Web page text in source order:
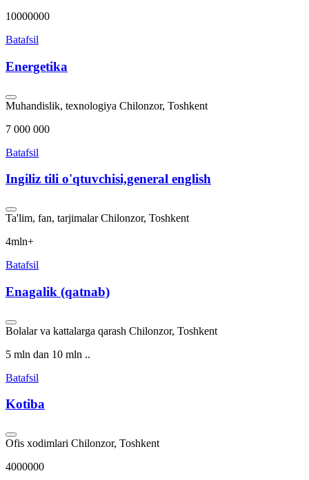
10000000
Batafsil
Energetika
Muhandislik, texnologiya Chilonzor, Toshkent
7 000 000
Batafsil
Ingiliz tili o'qtuvchisi,general english
Ta'lim, fan, tarjimalar Chilonzor, Toshkent
4mln+
Batafsil
Enagalik (qatnab)
Bolalar va kattalarga qarash Chilonzor, Toshkent
5 mln dan 10 mln ..
Batafsil
Kotiba
Ofis xodimlari Chilonzor, Toshkent
4000000